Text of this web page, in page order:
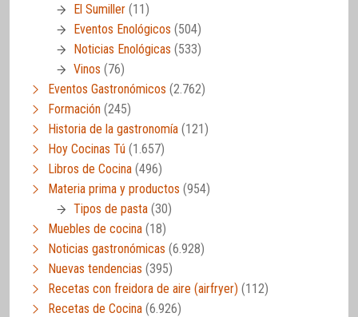
El Sumiller (11)
Eventos Enológicos (504)
Noticias Enológicas (533)
Vinos (76)
Eventos Gastronómicos (2.762)
Formación (245)
Historia de la gastronomía (121)
Hoy Cocinas Tú (1.657)
Libros de Cocina (496)
Materia prima y productos (954)
Tipos de pasta (30)
Muebles de cocina (18)
Noticias gastronómicas (6.928)
Nuevas tendencias (395)
Recetas con freidora de aire (airfryer) (112)
Recetas de Cocina (6.926)